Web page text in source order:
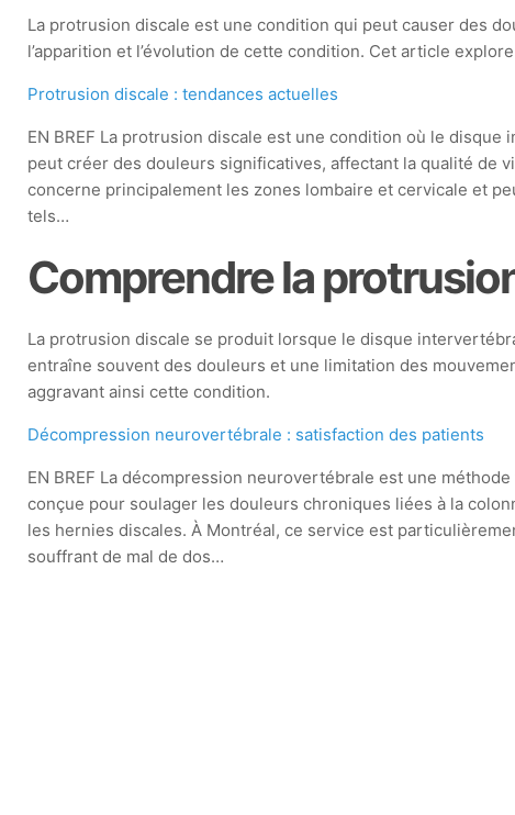
La protrusion discale est une condition qui peut causer des
l’apparition et l’évolution de cette condition. Cet article
Protrusion discale : tendances actuelles
EN BREF La protrusion discale est une condition où le
peut créer des douleurs significatives, affectant la qualité de
concerne principalement les zones lombaire et cervicale et
tels…
Comprendre la
La protrusion discale se produit lorsque le disque
entraîne souvent des douleurs et une limitation des
aggravant ainsi cette condition.
Décompression neurovertébrale : satisfaction des patients
EN BREF La décompression neurovertébrale est une
conçue pour soulager les douleurs chroniques liées à la
les hernies discales. À Montréal, ce service est
souffrant de mal de dos…